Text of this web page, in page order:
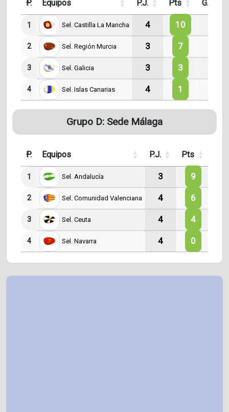
P. Equipos P.J. Pts G.
1 Sel. Castilla La Mancha 4 10
2 Sel. Región Murcia 3 7
3 Sel. Galicia 3 3
4 Sel. Islas Canarias 4 1
Grupo D: Sede Málaga
P. Equipos P.J. Pts
1 Sel. Andalucía 3 9
2 Sel. Comunidad Valenciana 4 6
3 Sel. Ceuta 4 4
4 Sel. Navarra 4 0